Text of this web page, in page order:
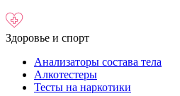
Здоровье и спорт
Анализаторы состава тела
Алкотестеры
Тесты на наркотики